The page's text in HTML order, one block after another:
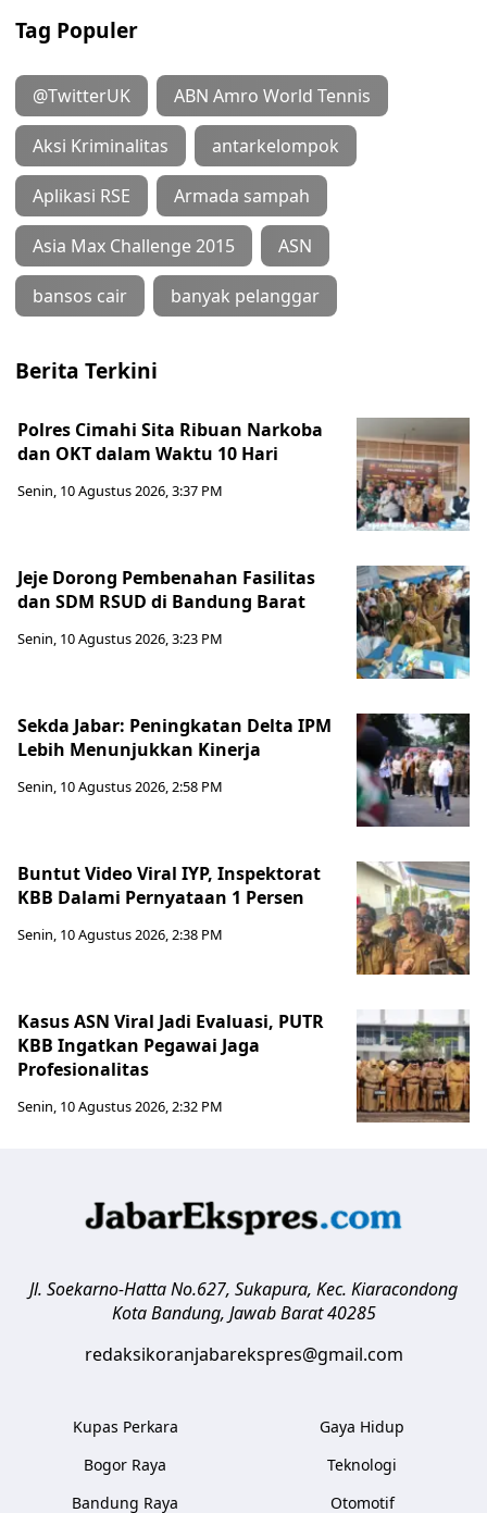
Tag Populer
@TwitterUK ABN Amro World Tennis
Aksi Kriminalitas antarkelompok
Aplikasi RSE Armada sampah
Asia Max Challenge 2015 ASN
bansos cair banyak pelanggar
Berita Terkini
Polres Cimahi Sita Ribuan Narkoba
dan OKT dalam Waktu 10 Hari
Senin, 10 Agustus 2026, 3:37 PM
Jeje Dorong Pembenahan Fasilitas
dan SDM RSUD di Bandung Barat
Senin, 10 Agustus 2026, 3:23 PM
Sekda Jabar: Peningkatan Delta IPM
Lebih Menunjukkan Kinerja
Senin, 10 Agustus 2026, 2:58 PM
Buntut Video Viral IYP, Inspektorat
KBB Dalami Pernyataan 1 Persen
Senin, 10 Agustus 2026, 2:38 PM
Kasus ASN Viral Jadi Evaluasi, PUTR
KBB Ingatkan Pegawai Jaga
Profesionalitas
Senin, 10 Agustus 2026, 2:32 PM
Jl. Soekarno-Hatta No.627, Sukapura, Kec. Kiaracondong
Kota Bandung, Jawab Barat 40285
redaksikoranjabarekspres@gmail.com
Kupas Perkara
Bogor Raya
Bandung Raya
Gaya Hidup
Teknologi
Otomotif